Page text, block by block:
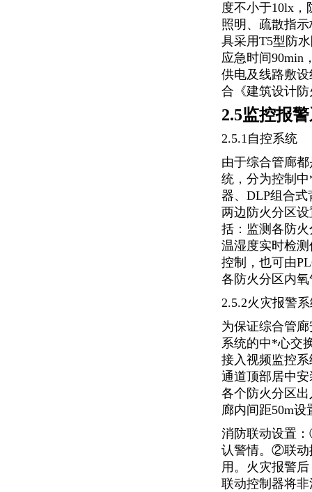
度不小于10lx
照明、疏散指
具采用T5型防
应急时间90min
供电及线路敷
合《建筑设计防
2.5监控报
2.5.1自控系统
由于综合管廊
统，分为控制
器、DLP组合
两边防火分区
括：监测各防
温湿度实时检
控制，也可由
各防火分区内
2.5.2火灾报警
为保证综合管廊
系统的中*心交
接入视频监控
通道顶部居中
各个防火分区
廊内间距50m
消防联动设置
认警情。②联动
用。火灾报警
联动控制器将